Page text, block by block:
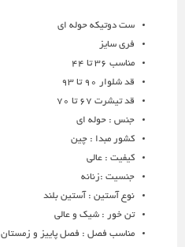
ست دوتیکه حوله ای
فری سایز
مناسب 36 تا 44
قد شلوار 90 تا 93
قد تیشرت 67 تا 70
جنس : حوله ای
کشور مبدا : چین
کیفیت : عالی
جنسیت :زنانه
نوع آستین : آستین بلند
تن خور : شیک و عالی
مناسب فصل : فصل پاییز و زمستان